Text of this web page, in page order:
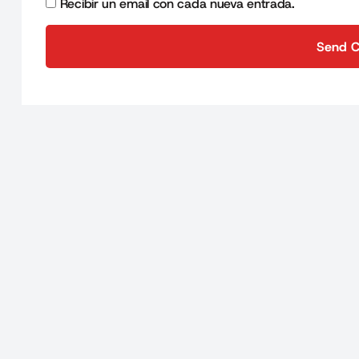
Recibir un email con cada nueva entrada.
Send